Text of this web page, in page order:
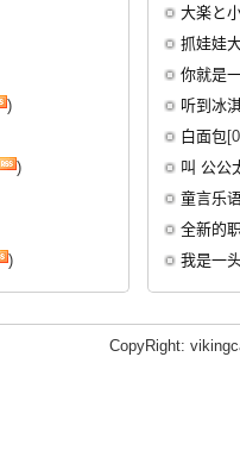
)
)
)
大楽と
抓娃娃
你就是
听到冰
白面包
叫 公公
童言乐
全新的
我是一
CopyRight: